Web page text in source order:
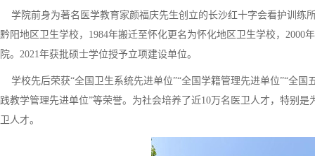
学院前身为著名医学教育家颜福庆先生创立的长沙红十字会看护训练
黔阳地区卫生学校，1984年搬迁至怀化更名为怀化地区卫生学校，2000
院。2021年获批硕士学位授予立项建设单位。
学校先后荣获“全国卫生系统先进单位”“全国学籍管理先进单位”“全国
践教学管理先进单位”等荣誉。为社会培养了近10万名医卫人才，特别
卫人才。